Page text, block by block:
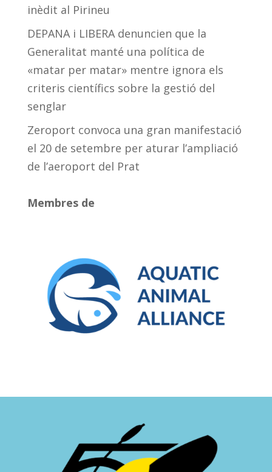
inèdit al Pirineu
DEPANA i LIBERA denuncien que la
Generalitat manté una política de
«matar per matar» mentre ignora els
criteris científics sobre la gestió del
senglar
Zeroport convoca una gran manifestació
el 20 de setembre per aturar l’ampliació
de l’aeroport del Prat
Membres de